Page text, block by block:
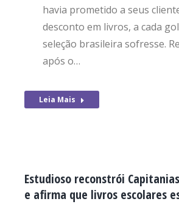
havia prometido a seus
desconto em livros, a cada
seleção brasileira sofresse.
após o…
Leia Mais
Estudioso reconstrói
e afirma que livros escolares